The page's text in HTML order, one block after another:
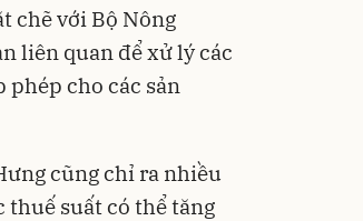
chẽ với Bộ Nông
liên quan để xử lý các
phép cho các sản
cũng chỉ ra nhiều
thuế suất có thể tăng